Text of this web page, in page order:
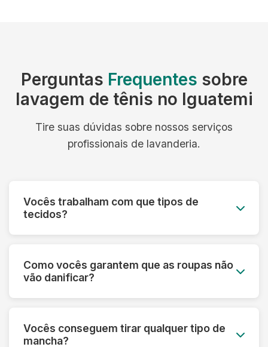
Perguntas Frequentes sobre
lavagem de tênis no Iguatemi
Tire suas dúvidas sobre nossos serviços
profissionais de lavanderia.
Vocês trabalham com que tipos de
tecidos?
tecidos sintéticos e técnicos. Cada material
Como vocês garantem que as roupas não
vão danificar?
processo. Utilizamos produtos específicos e
Vocês conseguem tirar qualquer tipo de
mancha?